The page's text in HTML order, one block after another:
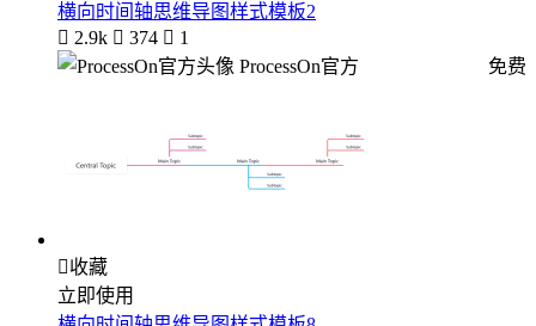
横向时间轴思维导图样式模板2
 2.9k  374  1
ProcessOn官方
免费
收藏
立即使用